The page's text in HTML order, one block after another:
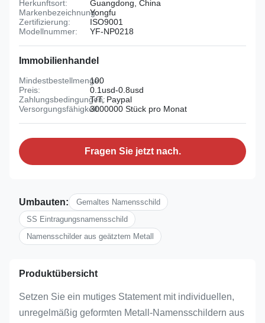
Herkunftsort:
Guangdong, China
Markenbezeichnung:Yongfu
Zertifizierung:
ISO9001
Modellnummer:
YF-NP0218
Immobilienhandel
Mindestbestellmenge:
100
Preis:
0.1usd-0.8usd
Zahlungsbedingungen:T/T, Paypal
Versorgungsfähigkeit:3000000 Stück pro Monat
Fragen Sie jetzt nach.
Umbauten:
Gemaltes Namensschild
SS Eintragungsnamensschild
Namensschilder aus geätztem Metall
Produktübersicht
Setzen Sie ein mutiges Statement mit individuellen,
unregelmäßig geformten Metall-Namensschildern aus